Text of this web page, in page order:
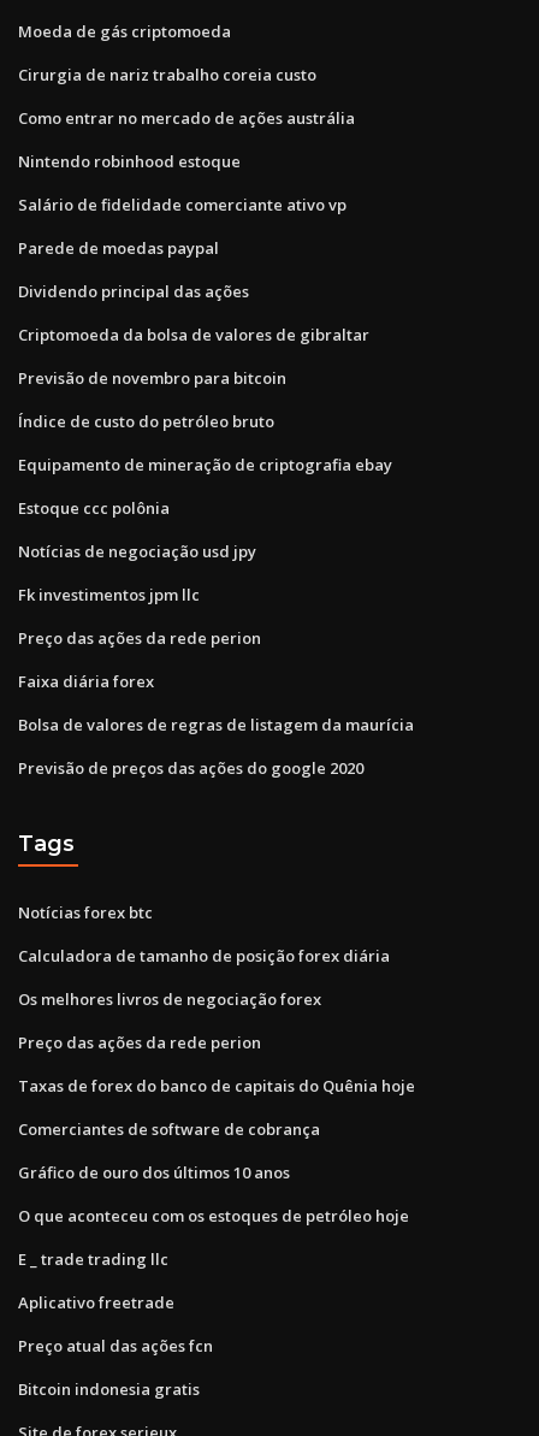
Moeda de gás criptomoeda
Cirurgia de nariz trabalho coreia custo
Como entrar no mercado de ações austrália
Nintendo robinhood estoque
Salário de fidelidade comerciante ativo vp
Parede de moedas paypal
Dividendo principal das ações
Criptomoeda da bolsa de valores de gibraltar
Previsão de novembro para bitcoin
Índice de custo do petróleo bruto
Equipamento de mineração de criptografia ebay
Estoque ccc polônia
Notícias de negociação usd jpy
Fk investimentos jpm llc
Preço das ações da rede perion
Faixa diária forex
Bolsa de valores de regras de listagem da maurícia
Previsão de preços das ações do google 2020
Tags
Notícias forex btc
Calculadora de tamanho de posição forex diária
Os melhores livros de negociação forex
Preço das ações da rede perion
Taxas de forex do banco de capitais do Quênia hoje
Comerciantes de software de cobrança
Gráfico de ouro dos últimos 10 anos
O que aconteceu com os estoques de petróleo hoje
E _ trade trading llc
Aplicativo freetrade
Preço atual das ações fcn
Bitcoin indonesia gratis